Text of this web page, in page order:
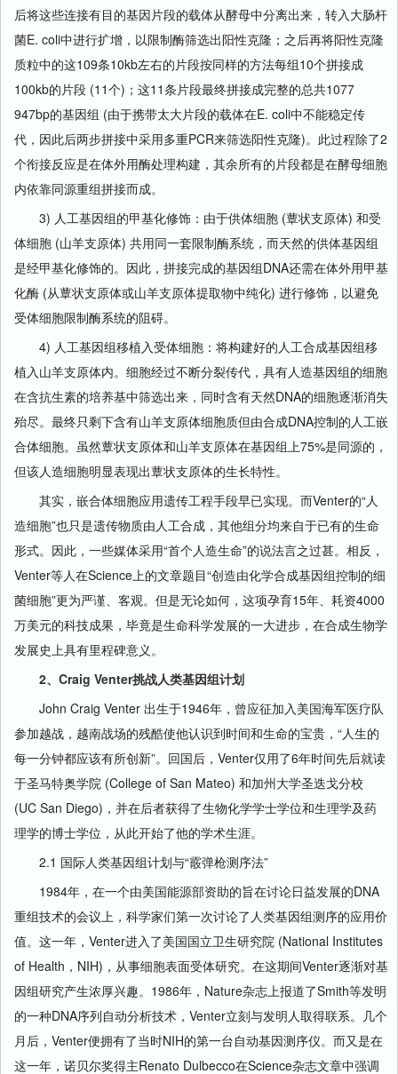
后将这些连接有目的基因片段的载体从酵母中分离出来，转入大肠杆
菌E. coli中进行扩增，以限制酶筛选出阳性克隆；之后再将阳性克隆
质粒中的这109条10kb左右的片段按同样的方法每组10个拼接成
100kb的片段 (11个)；这11条片段最终拼接成完整的总共1077
947bp的基因组 (由于携带太大片段的载体在E. coli中不能稳定传
代，因此后两步拼接中采用多重PCR来筛选阳性克隆)。此过程除了2
个衔接反应是在体外用酶处理构建，其余所有的片段都是在酵母细胞
内依靠同源重组拼接而成。
3) 人工基因组的甲基化修饰：由于供体细胞 (蕈状支原体) 和受
体细胞 (山羊支原体) 共用同一套限制酶系统，而天然的供体基因组
是经甲基化修饰的。因此，拼接完成的基因组DNA还需在体外用甲基
化酶 (从蕈状支原体或山羊支原体提取物中纯化) 进行修饰，以避免
受体细胞限制酶系统的阻碍。
4) 人工基因组移植入受体细胞：将构建好的人工合成基因组移
植入山羊支原体内。细胞经过不断分裂传代，具有人造基因组的细胞
在含抗生素的培养基中筛选出来，同时含有天然DNA的细胞逐渐消失
殆尽。最终只剩下含有山羊支原体细胞质但由合成DNA控制的人工嵌
合体细胞。虽然蕈状支原体和山羊支原体在基因组上75%是同源的，
但该人造细胞明显表现出蕈状支原体的生长特性。
其实，嵌合体细胞应用遗传工程手段早已实现。而Venter的“人
造细胞”也只是遗传物质由人工合成，其他组分均来自于已有的生命
形式。因此，一些媒体采用“首个人造生命”的说法言之过甚。相反，
Venter等人在Science上的文章题目“创造由化学合成基因组控制的细
菌细胞”更为严谨、客观。但是无论如何，这项孕育15年、耗资4000
万美元的科技成果，毕竟是生命科学发展的一大进步，在合成生物学
发展史上具有里程碑意义。
2、Craig Venter挑战人类基因组计划
John Craig Venter 出生于1946年，曾应征加入美国海军医疗队
参加越战，越南战场的残酷使他认识到时间和生命的宝贵，“人生的
每一分钟都应该有所创新”。回国后，Venter仅用了6年时间先后就读
于圣马特奥学院 (College of San Mateo) 和加州大学圣迭戈分校
(UC San Diego)，并在后者获得了生物化学学士学位和生理学及药
理学的博士学位，从此开始了他的学术生涯。
2.1 国际人类基因组计划与“霰弹枪测序法”
1984年，在一个由美国能源部资助的旨在讨论日益发展的DNA
重组技术的会议上，科学家们第一次讨论了人类基因组测序的应用价
值。这一年，Venter进入了美国国立卫生研究院 (National Institutes
of Health，NIH)，从事细胞表面受体研究。在这期间Venter逐渐对基
因组研究产生浓厚兴趣。1986年，Nature杂志上报道了Smith等发明
的一种DNA序列自动分析技术，Venter立刻与发明人取得联系。几个
月后，Venter便拥有了当时NIH的第一台自动基因测序仪。而又是在
这一年，诺贝尔奖得主Renato Dulbecco在Science杂志文章中强调